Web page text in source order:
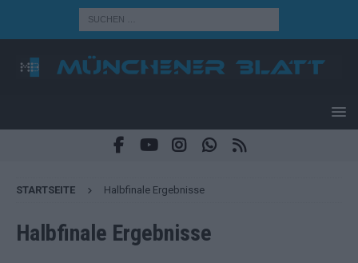
STARTSEITE Halbfinale Ergebnisse
Halbfinale Ergebnisse